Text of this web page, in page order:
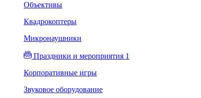
Объективы
Квадрокоптеры
Микронаушники
Праздники и мероприятия 1
Корпоративные игры
Звуковое оборудование